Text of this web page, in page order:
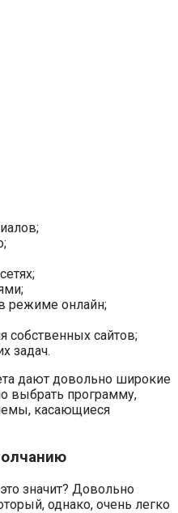
режиме онлайн;
собственных сайтов;
задач.
дают довольно широкие
выбрать программу,
касающиеся
значит? Довольно
однако, очень легко